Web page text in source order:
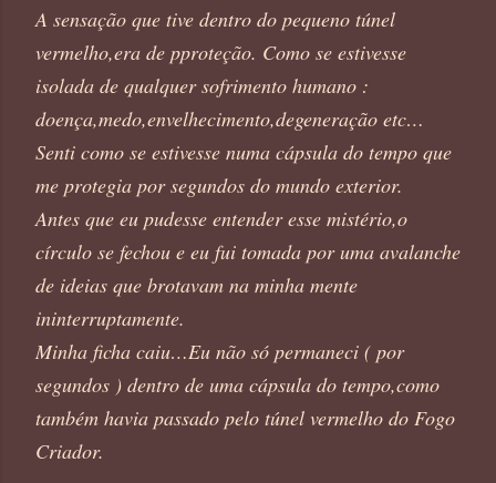
A sensação que tive dentro do pequeno túnel
vermelho,era de pproteção. Como se estivesse
isolada de qualquer sofrimento humano :
doença,medo,envelhecimento,degeneração etc…
Senti como se estivesse numa cápsula do tempo que
me protegia por segundos do mundo exterior.
Antes que eu pudesse entender esse mistério,o
círculo se fechou e eu fui tomada por uma avalanche
de ideias que brotavam na minha mente
ininterruptamente.
Minha ficha caiu…Eu não só permaneci ( por
segundos ) dentro de uma cápsula do tempo,como
também havia passado pelo túnel vermelho do Fogo
Criador.